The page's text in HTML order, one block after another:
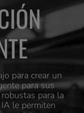
para crear un
para sus
para la
le permiten